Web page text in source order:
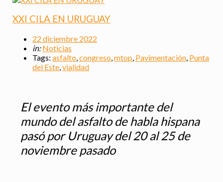
XXI CILA EN URUGUAY
22 diciembre 2022
in:Noticias
Tags:asfalto,congreso,mtop, Pavimentación, Punta
del Este,vialidad
El evento más importante del
mundo del asfalto de habla hispana
pasó por Uruguay del 20 al 25 de
noviembre pasado